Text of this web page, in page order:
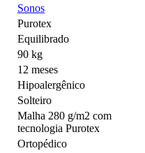
Sonos
Purotex
Equilibrado
90 kg
12 meses
Hipoalergênico
Solteiro
Malha 280 g/m2 com
tecnologia Purotex
Ortopédico